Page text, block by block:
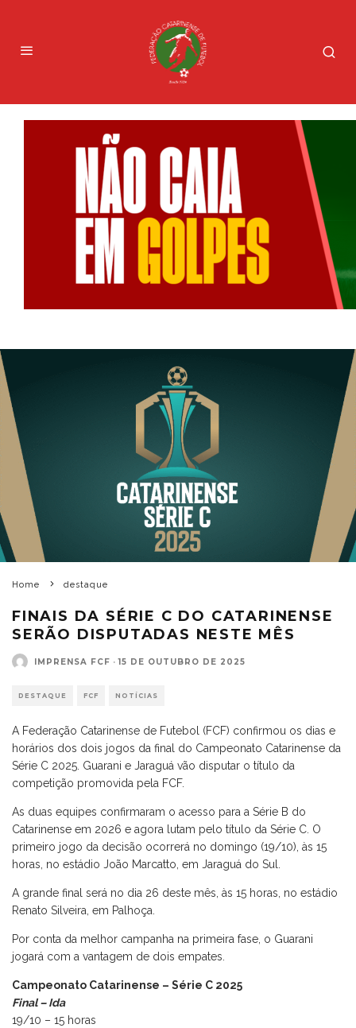
Home destaque
FINAIS DA SÉRIE C DO CATARINENSE
SERÃO DISPUTADAS NESTE MÊS
IMPRENSA FCF · 15 DE OUTUBRO DE 2025
DESTAQUE FCF NOTÍCIAS
A Federação Catarinense de Futebol (FCF) confirmou os dias e
horários dos dois jogos da final do Campeonato Catarinense da
Série C 2025. Guarani e Jaraguá vão disputar o título da
competição promovida pela FCF.
As duas equipes confirmaram o acesso para a Série B do
Catarinense em 2026 e agora lutam pelo título da Série C. O
primeiro jogo da decisão ocorrerá no domingo (19/10), às 15
horas, no estádio João Marcatto, em Jaraguá do Sul.
A grande final será no dia 26 deste mês, às 15 horas, no estádio
Renato Silveira, em Palhoça.
Por conta da melhor campanha na primeira fase, o Guarani
jogará com a vantagem de dois empates.
Campeonato Catarinense – Série C 2025
Final – Ida
19/10 – 15 horas